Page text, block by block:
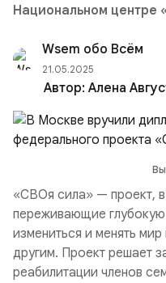
Национальном центре
Wsem обо Всём
21.05.2025
Автор: Алена
«СВОя сила» — проект,
переживающие глубокую
измениться и менять
другим. Проект решает
реабилитации членов